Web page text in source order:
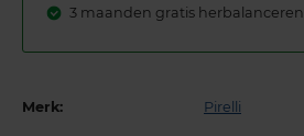
3 maanden gratis herbalanceren
Merk: Pirelli